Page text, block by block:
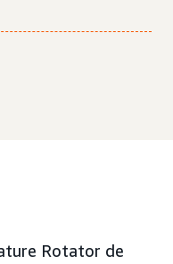
Rotator de